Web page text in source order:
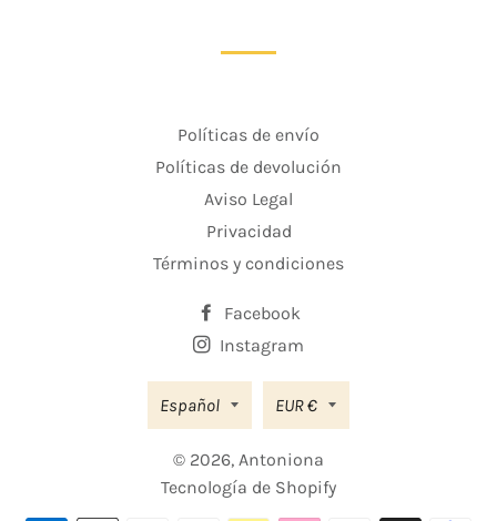
Políticas de envío
Políticas de devolución
Aviso Legal
Privacidad
Términos y condiciones
Facebook
Instagram
Español Moneda
EUR €
© 2026, Antoniona
Tecnología de Shopify